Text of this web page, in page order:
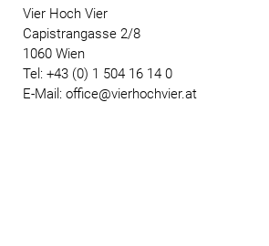
Vier Hoch Vier
Capistrangasse 2/8
1060 Wien
Tel: +43 (0) 1 504 16 14 0
E-Mail: office@vierhochvier.at